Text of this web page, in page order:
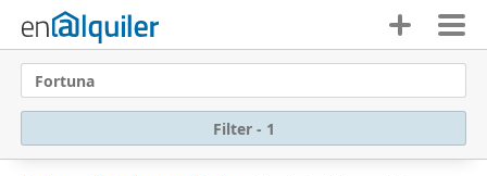
Fortuna
Filter - 1